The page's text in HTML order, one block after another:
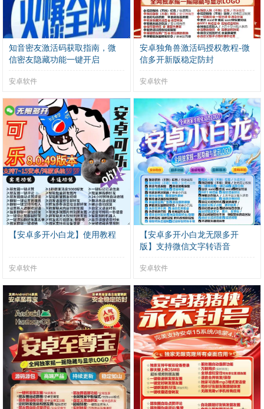
知音密友激活码获取指南，微
信密友隐藏功能一键开启
安卓软件
安卓独角兽激活码授权教程-微
信多开新版稳定防封
安卓软件
【安卓多开小白龙】使用教程
安卓软件
【安卓多开小白龙无限多开
版】支持微信文字转语音
安卓软件